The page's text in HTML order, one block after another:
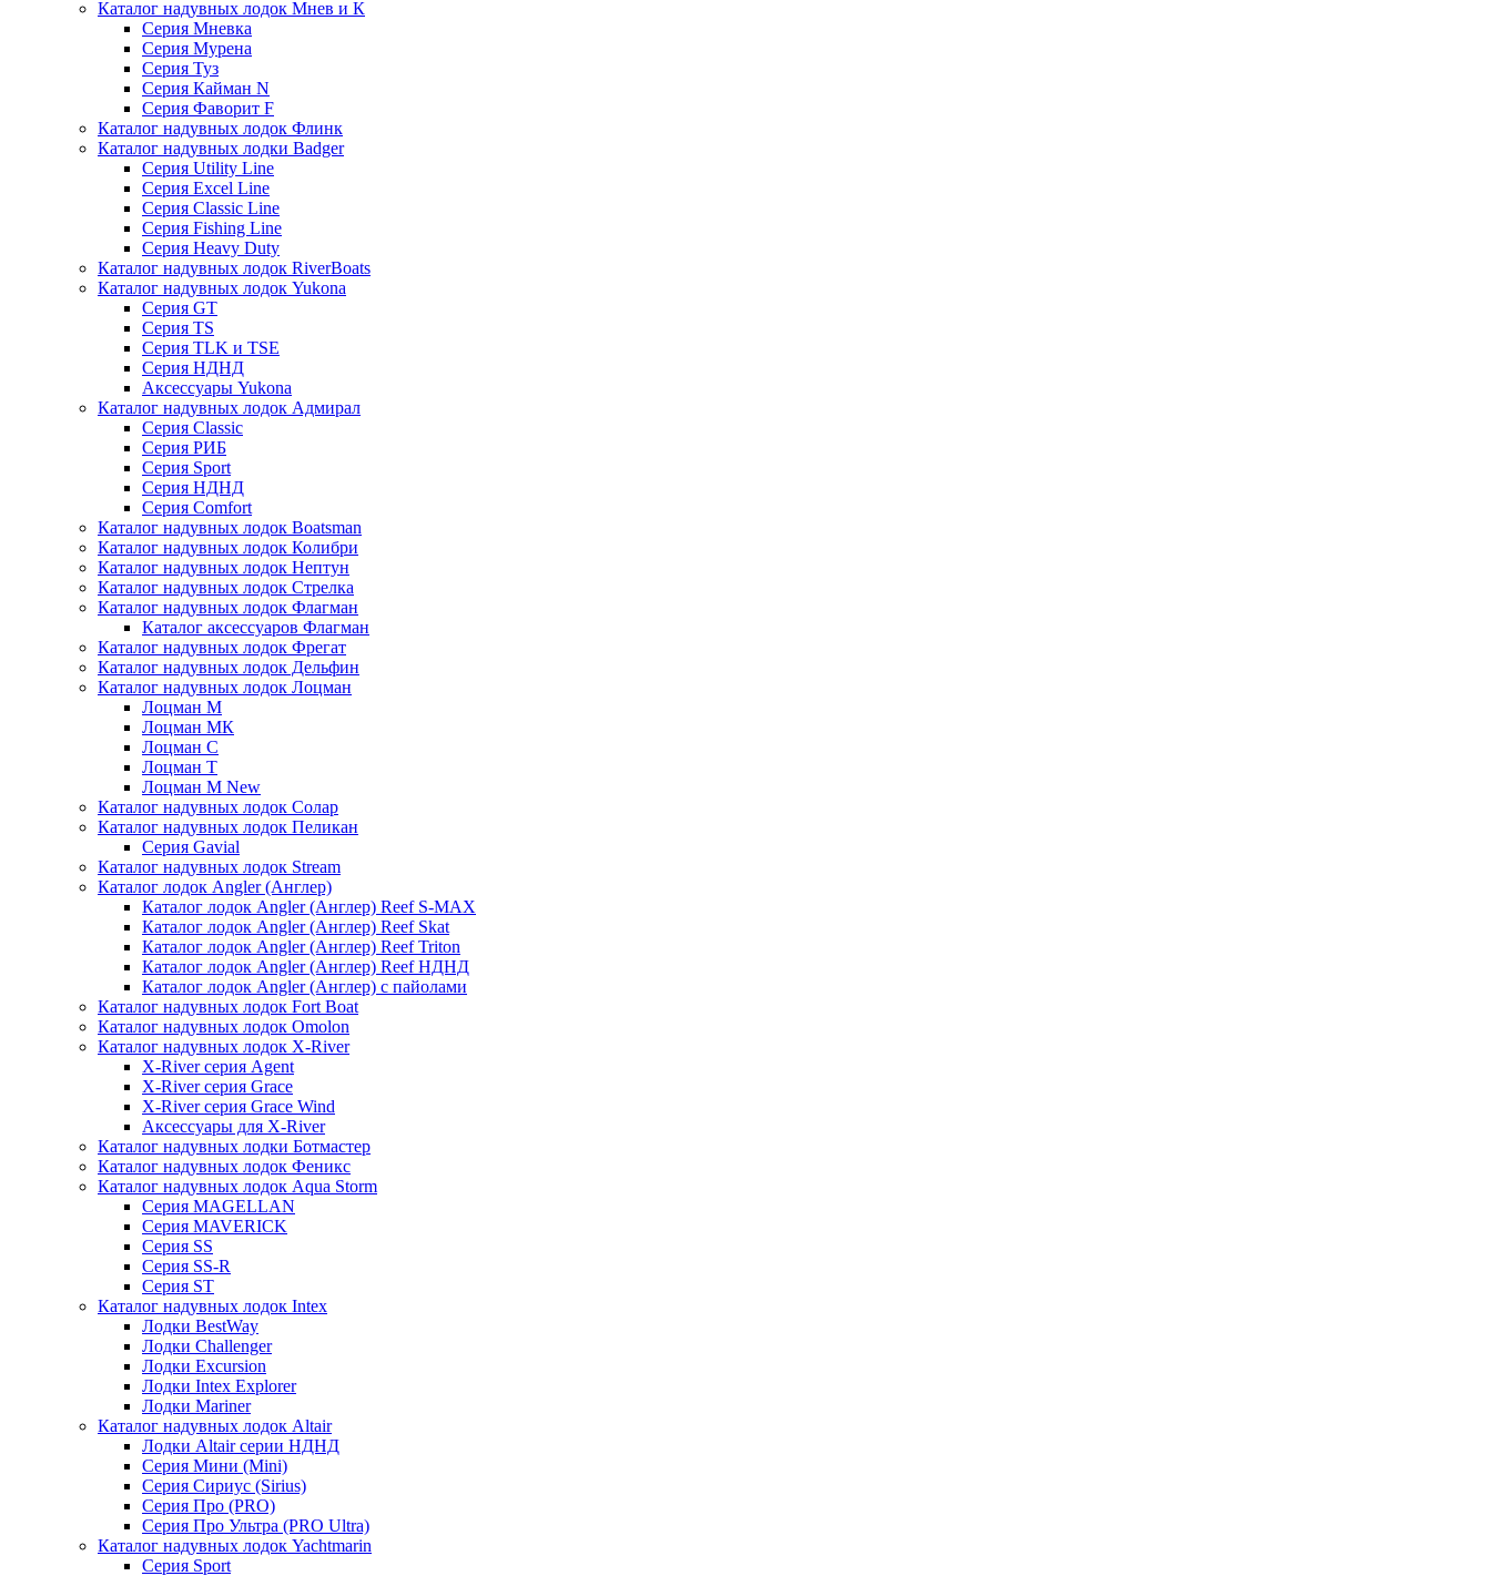
Каталог надувных лодок Мнев и К
Серия Мневка
Серия Мурена
Серия Туз
Серия Кайман N
Серия Фаворит F
Каталог надувных лодок Флинк
Каталог надувных лодки Badger
Серия Utility Line
Серия Excel Line
Серия Classic Line
Серия Fishing Line
Серия Heavy Duty
Каталог надувных лодок RiverBoats
Каталог надувных лодок Yukona
Серия GT
Серия TS
Серия TLK и TSE
Серия НДНД
Аксессуары Yukona
Каталог надувных лодок Адмирал
Серия Classic
Серия РИБ
Серия Sport
Серия НДНД
Серия Comfort
Каталог надувных лодок Boatsman
Каталог надувных лодок Колибри
Каталог надувных лодок Нептун
Каталог надувных лодок Стрелка
Каталог надувных лодок Флагман
Каталог аксессуаров Флагман
Каталог надувных лодок Фрегат
Каталог надувных лодок Дельфин
Каталог надувных лодок Лоцман
Лоцман М
Лоцман МК
Лоцман С
Лоцман Т
Лоцман М New
Каталог надувных лодок Солар
Каталог надувных лодок Пеликан
Серия Gavial
Каталог надувных лодок Stream
Каталог лодок Angler (Англер)
Каталог лодок Angler (Англер) Reef S-MAX
Каталог лодок Angler (Англер) Reef Skat
Каталог лодок Angler (Англер) Reef Triton
Каталог лодок Angler (Англер) Reef НДНД
Каталог лодок Angler (Англер) с пайолами
Каталог надувных лодок Fort Boat
Каталог надувных лодок Omolon
Каталог надувных лодок X-River
X-River серия Agent
X-River серия Grace
X-River серия Grace Wind
Аксессуары для X-River
Каталог надувных лодки Ботмастер
Каталог надувных лодок Феникc
Каталог надувных лодок Aqua Storm
Серия MAGELLAN
Серия MAVERICK
Серия SS
Серия SS-R
Серия ST
Каталог надувных лодок Intex
Лодки BestWay
Лодки Challenger
Лодки Excursion
Лодки Intex Explorer
Лодки Mariner
Каталог надувных лодок Altair
Лодки Altair серии НДНД
Серия Мини (Mini)
Серия Сириус (Sirius)
Серия Про (PRO)
Серия Про Ультра (PRO Ultra)
Каталог надувных лодок Yachtmarin
Серия Sport